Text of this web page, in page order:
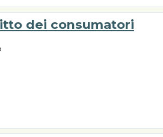
dei consumatori